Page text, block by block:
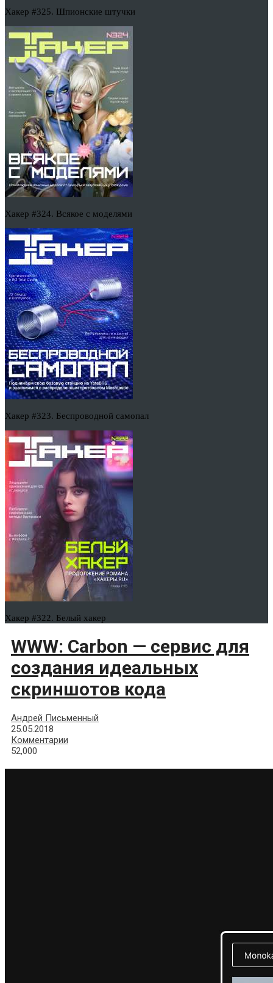
Хакер #325. Шпионские штучки
Хакер #324. Всякое с моделями
Хакер #323. Беспроводной самопал
Хакер #322. Белый хакер
WWW: Carbon — сервис для
создания идеальных
скриншотов кода
Андрей Письменный
25.05.2018
Комментарии
52,000